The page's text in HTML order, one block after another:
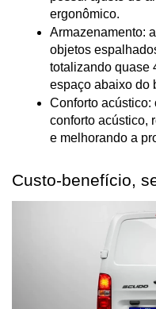
ergonômico.
Armazenamento:
objetos
totalizando quase
espaço abaixo do
Conforto acústico:
conforto acústico,
e melhorando a
Custo-benefício,